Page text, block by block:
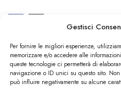
Gestisci
Per fornire le migliori esperienze,
memorizzare e/o accedere alle
queste tecnologie ci permetterà di
navigazione o ID unici su questo sito.
può influire negativamente su alcune
Dicono di noi